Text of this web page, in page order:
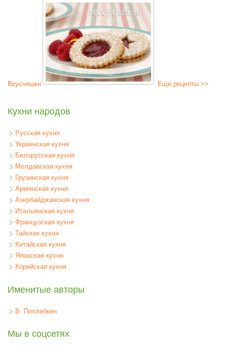
Вкусняшки Еще рецепты >>
Кухни народов
Русская кухня
Украинская кухня
Белорусская кухня
Молдавская кухня
Грузинская кухня
Армянская кухня
Азербайджанская кухня
Итальянская кухня
Французская кухня
Тайская кухня
Китайская кухня
Японская кухня
Корейская кухня
Именитые авторы
В. Похлебкин
Мы в соцсетях